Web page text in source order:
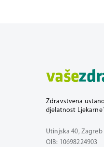
Zdravstvena
djelatnost Ljekarne
Utinjska 40, Zagreb
OIB: 10698224903